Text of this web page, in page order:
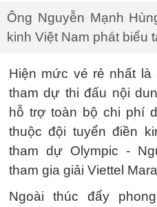
Ông Nguyễn Mạnh
kinh Việt Nam phát biểu
Hiện mức vé rẻ nhất là
tham dự thi đấu nội
hỗ trợ toàn bộ chi phí
thuộc đội tuyển điền
tham dự Olympic -
tham gia giải Viettel
Ngoài thúc đẩy